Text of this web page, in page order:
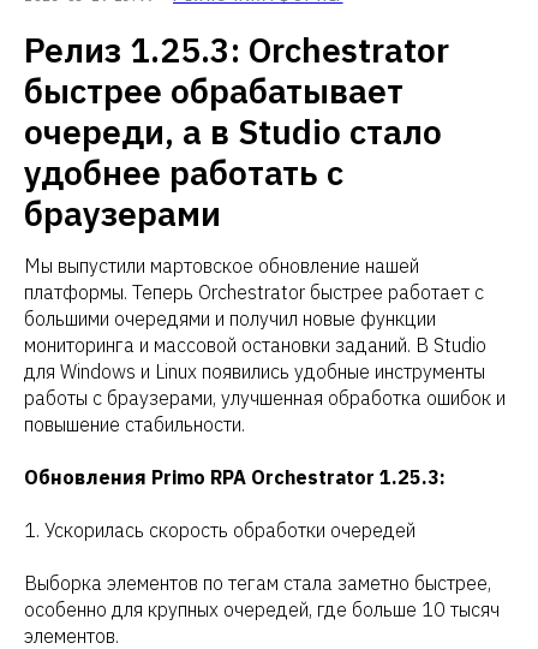
Релиз 1.25.3: Orchestrator
быстрее обрабатывает
очереди, а в Studio стало
удобнее работать с
браузерами
Мы выпустили мартовское обновление нашей
платформы. Теперь Orchestrator быстрее работает с
большими очередями и получил новые функции
мониторинга и массовой остановки заданий. В Studio
для Windows и Linux появились удобные инструменты
работы с браузерами, улучшенная обработка ошибок и
повышение стабильности.
Обновления Primo RPA Orchestrator 1.25.3:
1. Ускорилась скорость обработки очередей
Выборка элементов по тегам стала заметно быстрее,
особенно для крупных очередей, где больше 10 тысяч
элементов.